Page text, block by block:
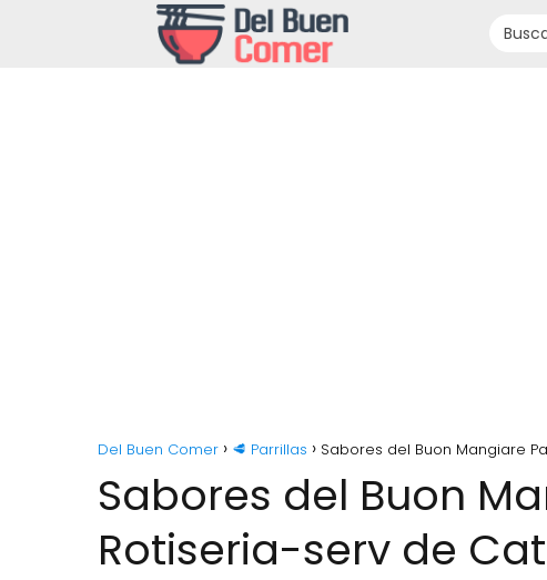
Del Buen Comer 🥩 Parrillas Sabores del Buon Mangiare
Sabores del Buon
Rotiseria-serv de